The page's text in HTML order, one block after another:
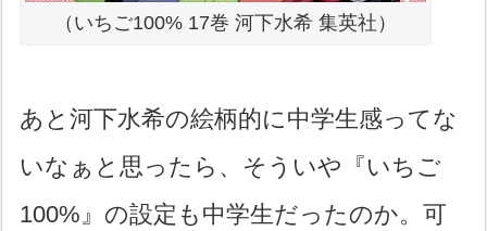
（いちご100% 17巻 河下水希 集英社）
あと河下水希の絵柄的に中学生感ってな
いなぁと思ったら、そういや『いちご
100%』の設定も中学生だったのか。可